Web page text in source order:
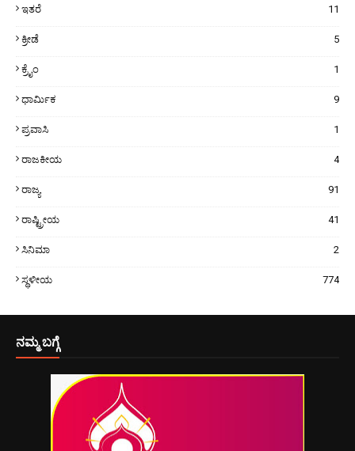
ಇತರೆ 11
ಕ್ರೀಡೆ 5
ಕ್ರೈಂ 1
ಧಾರ್ಮಿಕ 9
ಪ್ರವಾಸಿ 1
ರಾಜಕೀಯ 4
ರಾಜ್ಯ 91
ರಾಷ್ಟ್ರೀಯ 41
ಸಿನಿಮಾ 2
ಸ್ಥಳೀಯ 774
ನಮ್ಮ ಬಗ್ಗೆ